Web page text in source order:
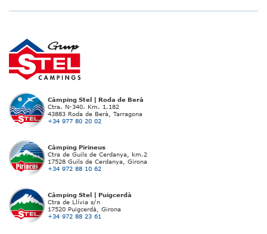
Càmping Stel | Roda de Berà
Ctra. N-340. Km. 1.182
43883 Roda de Berà, Tarragona
+34 977 80 20 02
Càmping Pirineus
Ctra de Guils de Cerdanya, km.2
17528 Guils de Cerdanya, Girona
+34 972 88 10 62
Càmping Stel | Puigcerdà
Ctra de Llívia s/n
17520 Puigcerdà, Girona
+34 972 88 23 61